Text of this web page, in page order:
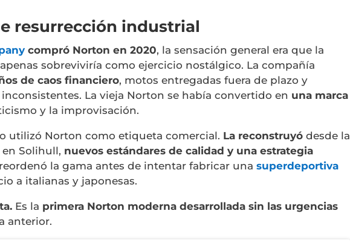
resurrección industrial
compró Norton en 2020, la sensación general era que la
sobreviviría como ejercicio nostálgico. La compañía
de caos financiero, motos entregadas fuera de plazo y
La vieja Norton se había convertido en una marca
y la improvisación.
utilizó Norton como etiqueta comercial. La reconstruyó desde la
enSolihull, nuevos estándares de calidad y una estrategia
la gama antes de intentar fabricar una superdeportiva
a italianas y japonesas.
Es la primera Norton moderna desarrollada sin las urgencias
anterior.